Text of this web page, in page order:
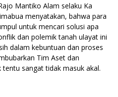
Mantiko Alam selaku Ka
menyatakan, bahwa para
untuk mencari solusi apa
dan polemik tanah ulayat ini
dalam kebuntuan dan proses
Tim Aset dan
sangat tidak masuk akal.